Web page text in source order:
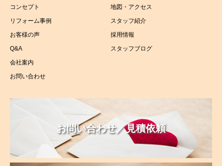
太陽光リフォーム
コンセプト
リフォーム事例
お客様の声
Q&A
会社案内
お問い合わせ
地図・アクセス
スタッフ紹介
採用情報
スタッフブログ
お問い合わせ／見積依頼